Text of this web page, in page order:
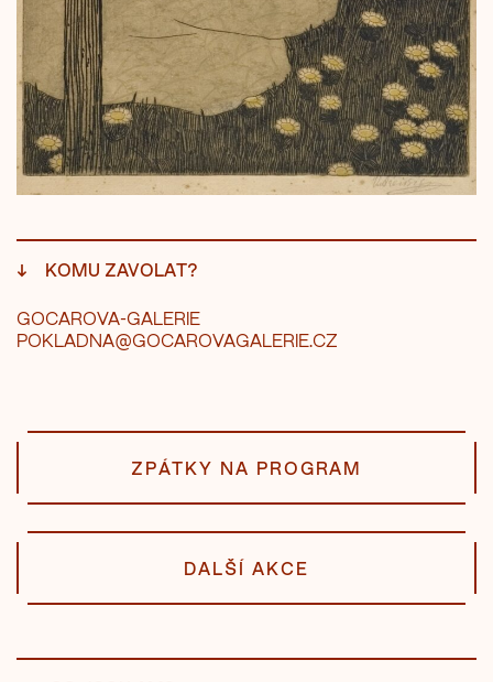
↓ KOMU ZAVOLAT?
GOCAROVA-GALERIE
POKLADNA@GOCAROVAGALERIE.CZ
ZPÁTKY NA PROGRAM
DALŠÍ AKCE